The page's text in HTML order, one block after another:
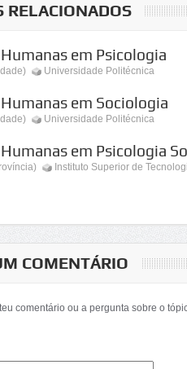
RELACIONADOS
em Psicologia
Universidade Politécnica
em Sociologia
Universidade Politécnica
em Psicologia
Instituto Superior de
COMENTÁRIO
comentário ou a pergunta sobre o